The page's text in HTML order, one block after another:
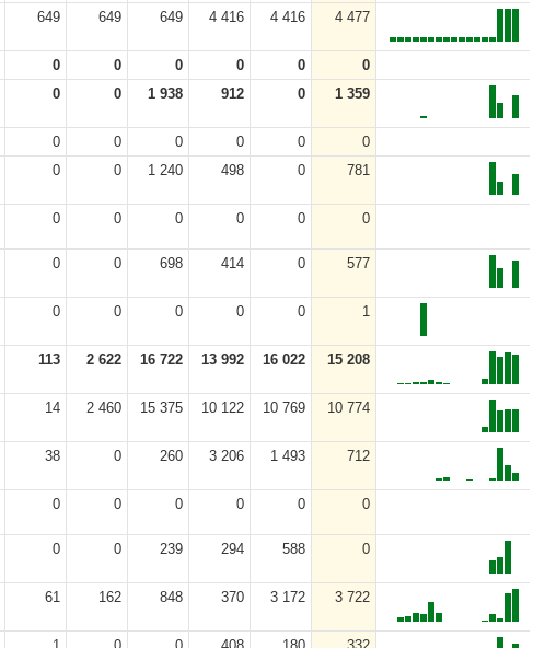
649 649 649 4 416 4 416 4 477
0 0 0 0 0
0
0 0 1 938 912 0 1 359
0 0 0 0 0
0
0 0 1 240 498 0 781
0 0 0 0 0 0
0 0 698 414 0 577
0 0 0 0 0 1
113 2 622 16 722 13 992 16 022 15 208
14 2 460 15 375 10 122 10 769 10 774
38 0 260 3 206 1 493 712
0 0 0 0 0 0
0 0 239 294 588 0
61 162 848 370 3 172 3 722